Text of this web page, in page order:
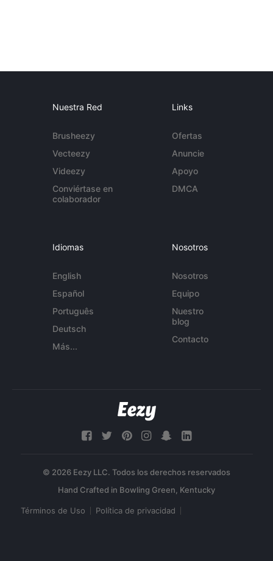
Nuestra Red
Brusheezy
Vecteezy
Videezy
Conviértase en
colaborador
Links
Ofertas
Anuncie
Apoyo
DMCA
Idiomas
English
Español
Português
Deutsch
Más...
Nosotros
Nosotros
Equipo
Nuestro
blog
Contacto
© 2026 Eezy LLC. Todos los derechos reservados
Términos de Uso Política de privacidad